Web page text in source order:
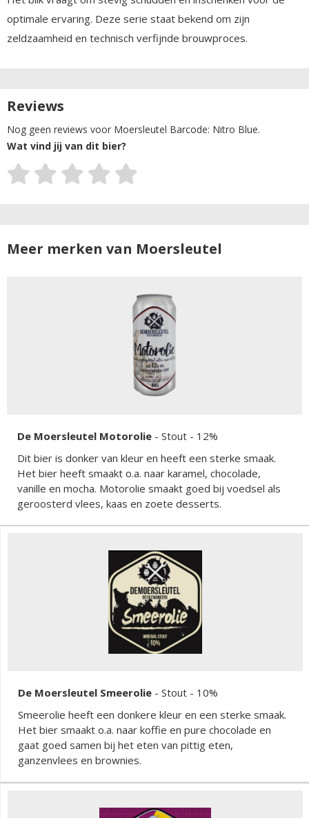
optimale ervaring. Deze serie staat bekend om zijn
zeldzaamheid en technisch verfijnde brouwproces.
Reviews
Nog geen reviews voor Moersleutel Barcode: Nitro Blue.
Wat vind jij van dit bier?
Meer merken van Moersleutel
De Moersleutel Motorolie - Stout - 12%
Dit bier is donker van kleur en heeft een sterke smaak.
Het bier heeft smaakt o.a. naar karamel, chocolade,
vanille en mocha. Motorolie smaakt goed bij voedsel als
geroosterd vlees, kaas en zoete desserts.
De Moersleutel Smeerolie - Stout - 10%
Smeerolie heeft een donkere kleur en een sterke smaak.
Het bier smaakt o.a. naar koffie en pure chocolade en
gaat goed samen bij het eten van pittig eten,
ganzenvlees en brownies.